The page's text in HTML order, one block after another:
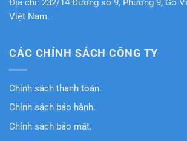
Phân phối thiết bị đo lường, thiết bị công nghiệp,